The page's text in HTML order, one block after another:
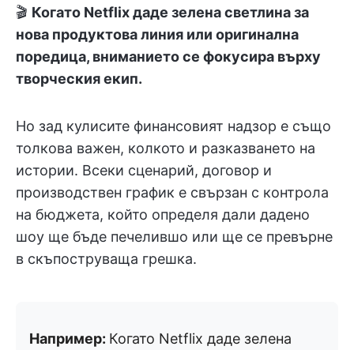
🎬 Когато Netflix даде зелена светлина за
нова продуктова линия или оригинална
поредица, вниманието се фокусира върху
творческия екип.
Но зад кулисите финансовият надзор е също
толкова важен, колкото и разказването на
истории. Всеки сценарий, договор и
производствен график е свързан с контрола
на бюджета, който определя дали дадено
шоу ще бъде печелившо или ще се превърне
в скъпоструваща грешка.
Например: Когато Netflix даде зелена